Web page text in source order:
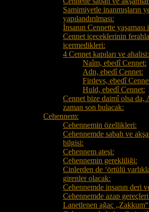
Samimiyetle inanmışların
yapılandırılması:
İnsanın Cennette yaşaması
Cennet içeceklerinin
içermedikleri:
4 Cennet kapıları ve ahalisi:
Naîm, ebedî Cennet:
Adn, ebedî Cennet:
Firdevs, ebedî
Huld, ebedî Cennet:
Cennet bize daimî olsa da,
zaman son bulacak:
Cehennem:
Cehennemin özellikleri:
Cehennemde sabah ve
bilgisi:
Cehennem ateşi:
Cehennemin gerekliliği:
Cinlerden de ‘örtülü
girenler olacak:
Cehennemde insanın deri
Cehennemde azap
Lanetlenen ağaç